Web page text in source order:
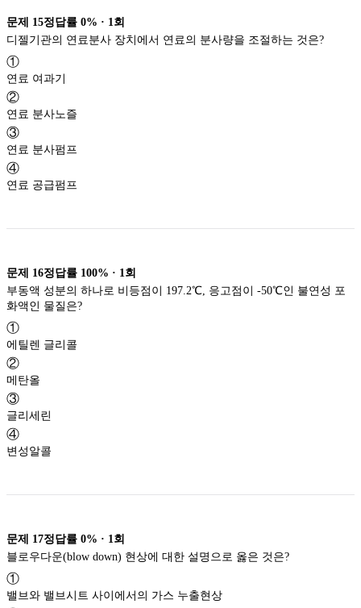
문제 15정답률 0% · 1 회
①
연료 여과기
②
연료 분사노즐
③
연료 분사펌프
④
연료 공급펌프
문제 16정답률 100% · 1 회
부동액 성분의 하나로 비등점이 197.2℃, 응고점이 -50℃인 불연성 포
①
에틸렌 글리콜
②
메탄올
③
글리세린
④
변성알콜
문제 17정답률 0% · 1 회
①
밸브와 밸브시트 사이에서의 가스 누출현상